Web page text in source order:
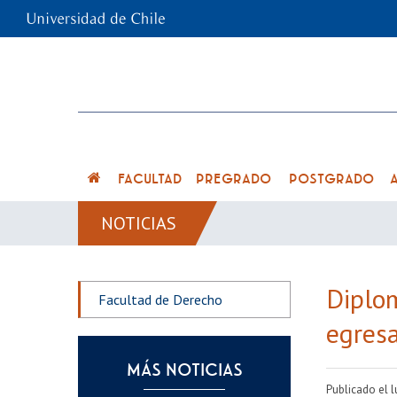
FACULTAD PREGRADO POSTGRADO
NOTICIAS
Facultad de Derecho
MÁS NOTICIAS
Publicado el